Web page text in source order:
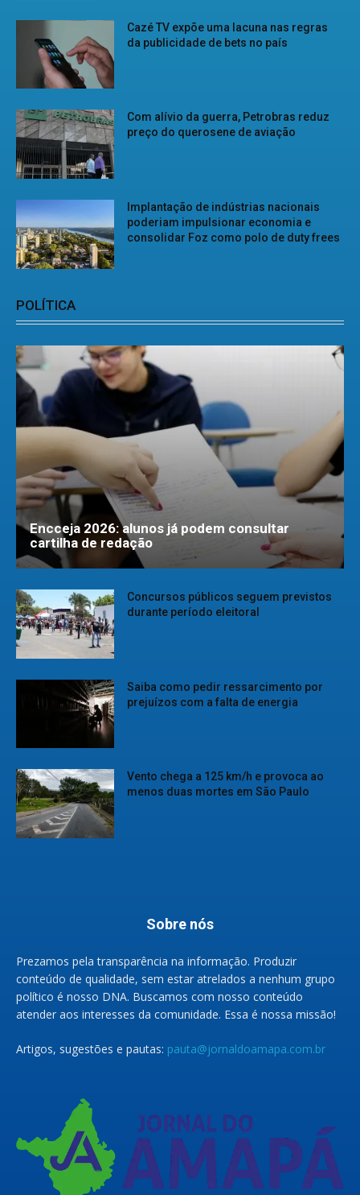
Cazé TV expõe uma lacuna nas regras
da publicidade de bets no país
Com alívio da guerra, Petrobras reduz
preço do querosene de aviação
Implantação de indústrias nacionais
poderiam impulsionar economia e
consolidar Foz como polo de duty frees
POLÍTICA
Encceja 2026: alunos já podem consultar
cartilha de redação
Concursos públicos seguem previstos
durante período eleitoral
Saiba como pedir ressarcimento por
prejuízos com a falta de energia
Vento chega a 125 km/h e provoca ao
menos duas mortes em São Paulo
Sobre nós
Prezamos pela transparência na informação. Produzir
conteúdo de qualidade, sem estar atrelados a nenhum grupo
político é nosso DNA. Buscamos com nosso conteúdo
atender aos interesses da comunidade. Essa é nossa missão!
Artigos, sugestões e pautas: pauta@jornaldoamapa.com.br